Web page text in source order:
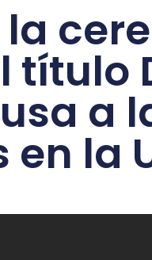
la
título
a
en la